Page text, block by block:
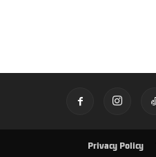
Privacy Policy